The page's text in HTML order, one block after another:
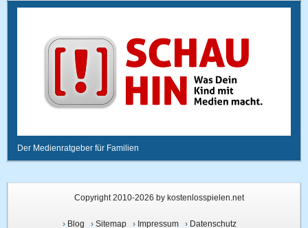
Der Medienratgeber für Familien
Copyright 2010-2026 by kostenlosspielen.net
› Blog › Sitemap› Impressum› Datenschutz